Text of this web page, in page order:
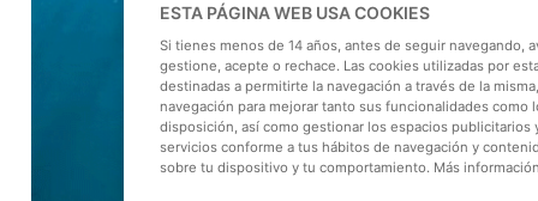
ESTA PÁGINA WEB USA COOKIES
Si tienes menos de 14 años, antes de seguir navegando,
gestione, acepte o rechace. Las cookies utilizadas por
destinadas a permitirte la navegación a través de la
navegación para mejorar tanto sus funcionalidades
disposición, así como gestionar los espacios
servicios conforme a tus hábitos de navegación y
sobre tu dispositivo y tu comportamiento. Más